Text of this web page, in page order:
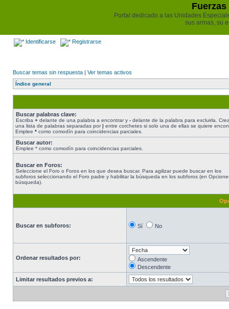
Portal dedicado a las Unidades
sus armas, su
Identificarse Registrarse
Buscar temas sin respuesta | Ver temas activos
Índice general
Buscar palabras clave:
Escriba + delante de una palabra a encontrar y - delante de la palabra para excluirla.
una lista de palabras separadas por| entre corchetes si solo una de ellas se quiere
Emplee * como comodín para coincidencias parciales.
Buscar autor:
Emplee * como comodín para coincidencias parciales.
Buscar en Foros:
Seleccione el Foro o Foros en los que desea buscar. Para agilizar puede buscar en los
subforos seleccionando el Foro padre y habilitar la búsqueda en los subforos (en
búsqueda).
Buscar en subforos: Sí No
Ordenar resultados por:
Ascendente
Descendente
Limitar resultados previos a: